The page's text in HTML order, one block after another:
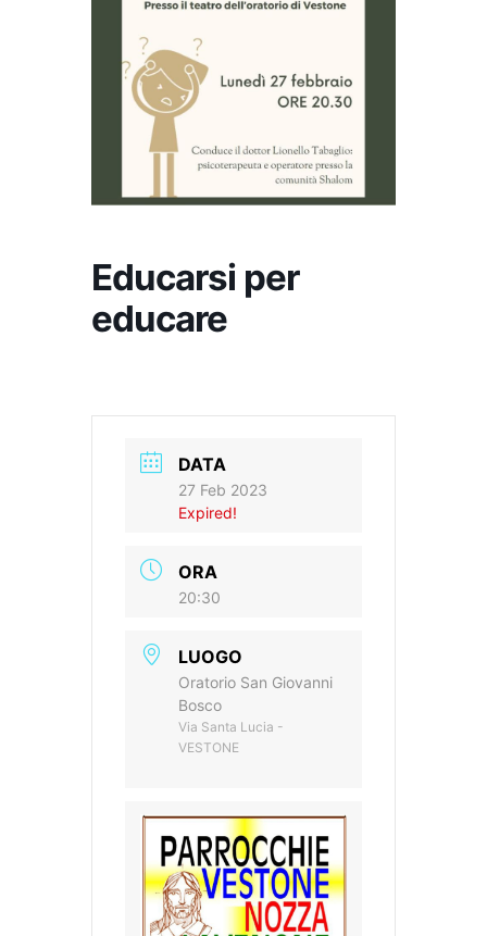
Educarsi per
educare
DATA
27 Feb 2023
Expired!
ORA
20:30
LUOGO
Oratorio San Giovanni
Bosco
Via Santa Lucia -
VESTONE